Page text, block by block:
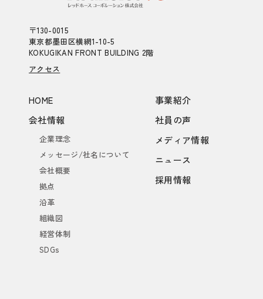
〒130-0015
東京都墨田区横網1-10-5
KOKUGIKAN FRONT BUILDING 2階
アクセス
HOME
会社情報
企業理念
メッセージ/社名について
会社概要
拠点
沿革
組織図
経営体制
SDGs
事業紹介
社員の声
メディア情報
ニュース
採用情報